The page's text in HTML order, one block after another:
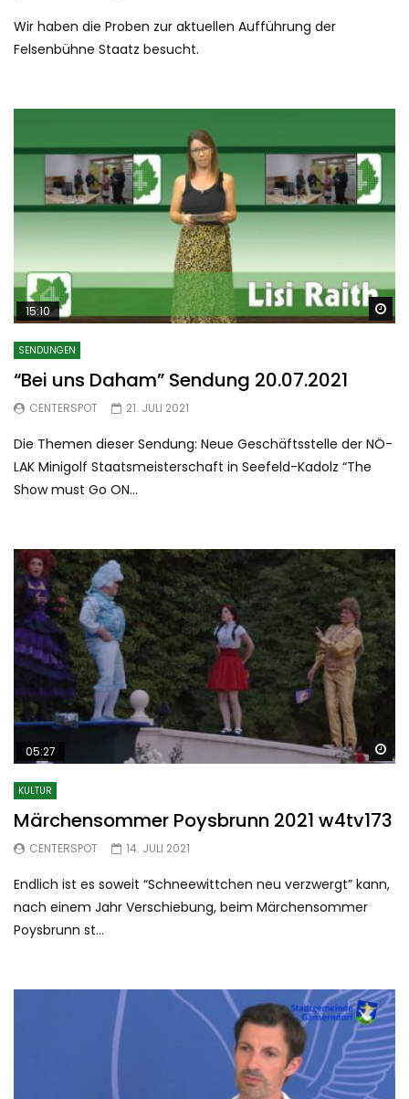
Wir haben die Proben zur aktuellen Aufführung der
Felsenbühne Staatz besucht.
15:10
SENDUNGEN
“Bei uns Daham” Sendung 20.07.2021
CENTERSPOT 21. JULI 2021
Die Themen dieser Sendung: Neue Geschäftsstelle der NÖ-
LAK Minigolf Staatsmeisterschaft in Seefeld-Kadolz “The
Show must Go ON...
05:27
KULTUR
Märchensommer Poysbrunn 2021 w4tv173
CENTERSPOT 14. JULI 2021
Endlich ist es soweit “Schneewittchen neu verzwergt” kann,
nach einem Jahr Verschiebung, beim Märchensommer
Poysbrunn st...